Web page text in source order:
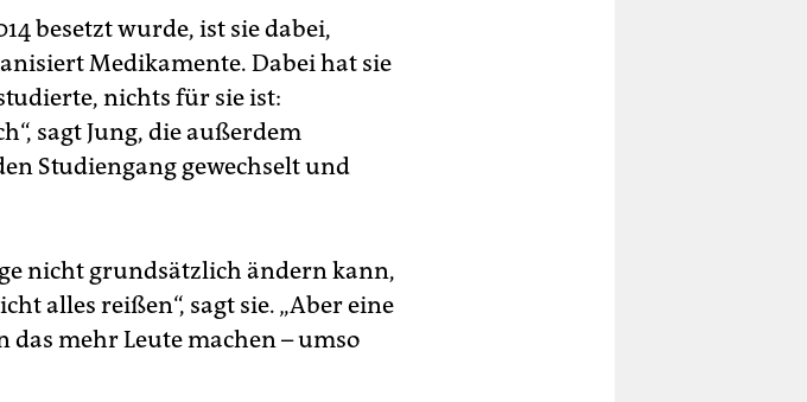
besetzt wurde, ist sie dabei,
Medikamente. Dabei hat sie
nichts für sie ist:
sagt Jung, die außerdem
Studiengang gewechselt und
nicht grundsätzlich ändern kann,
alles reißen“, sagt sie. „Aber eine
mehr Leute machen – umso